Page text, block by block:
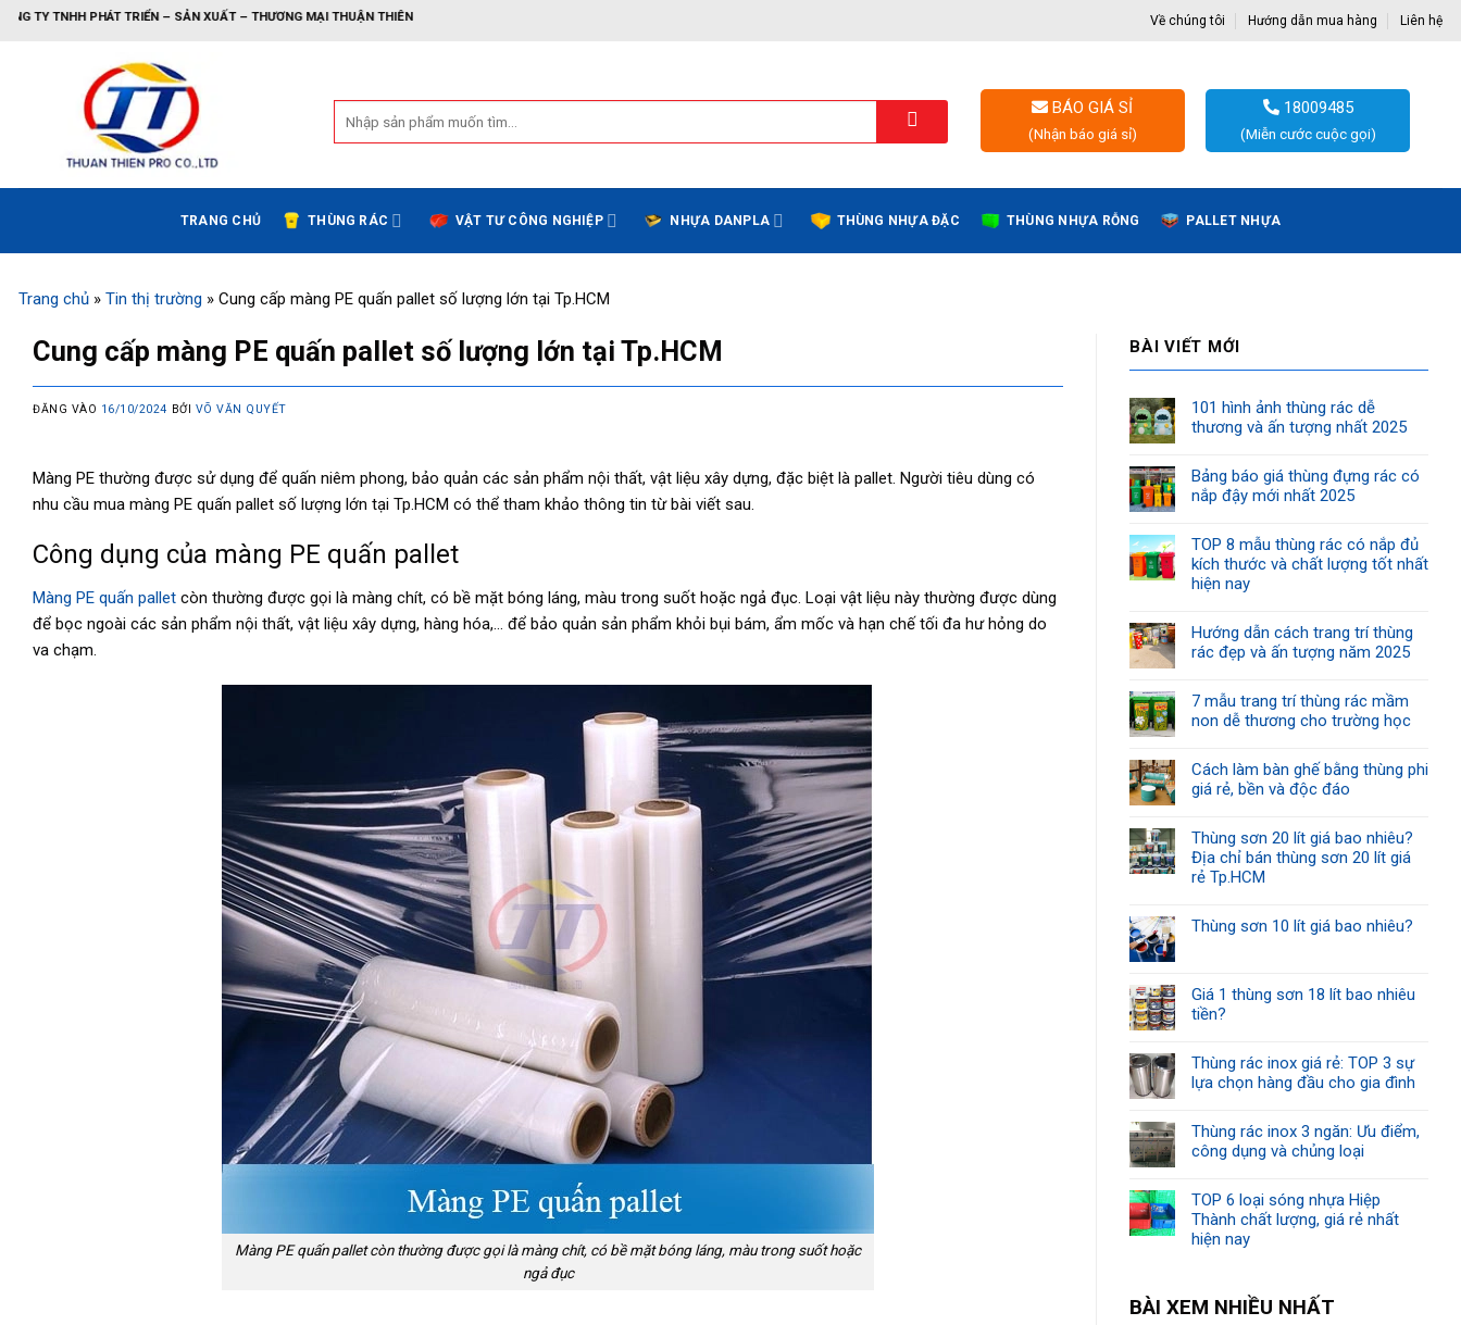
TRIỂN – SẢN XUẤT – THƯƠNG MẠI THUẬN THIÊN Về chúng tôi Hướng dẫn mua hàng Liên hệ
kiếm:
BÁO GIÁ SỈ
(Nhận báo giá sỉ)
18009485
(Miễn cước cuộc gọi)
TRANG CHỦ THÙNG RÁC VẬT TƯ CÔNG NGHIỆP NHỰA DANPLA THÙNG NHỰA ĐẶC THÙNG NHỰA RỖNG PALLET NHỰA
Trang chủ » Tin thị trường » Cung cấp màng PE quấn pallet số lượng lớn tại Tp.HCM
Cung cấp màng PE quấn pallet số lượng lớn tại Tp.HCM
ĐĂNG VÀO 16/10/2024 BỞI VÕ VĂN QUYẾT
Màng PE thường được sử dụng để quấn niêm phong, bảo quản các sản phẩm nội thất, vật liệu xây dựng, đặc biệt là pallet. Người tiêu dùng có
nhu cầu mua màng PE quấn pallet số lượng lớn tại Tp.HCM có thể tham khảo thông tin từ bài viết sau.
Công dụng của màng PE quấn pallet
Màng PE quấn pallet còn thường được gọi là màng chít, có bề mặt bóng láng, màu trong suốt hoặc ngả đục. Loại vật liệu này thường được dùng
để bọc ngoài các sản phẩm nội thất, vật liệu xây dựng, hàng hóa,… để bảo quản sản phẩm khỏi bụi bám, ẩm mốc và hạn chế tối đa hư hỏng do
va chạm.
Màng PE quấn pallet còn thường được gọi là màng chít, có bề mặt bóng láng, màu trong suốt hoặc
ngả đục
BÀI VIẾT MỚI
101 hình ảnh thùng rác dễ
thương và ấn tượng nhất 2025
Bảng báo giá thùng đựng rác có
nắp đậy mới nhất 2025
TOP 8 mẫu thùng rác có nắp đủ
kích thước và chất lượng tốt nhất
hiện nay
Hướng dẫn cách trang trí thùng
rác đẹp và ấn tượng năm 2025
7 mẫu trang trí thùng rác mầm
non dễ thương cho trường học
Cách làm bàn ghế bằng thùng phi
giá rẻ, bền và độc đáo
Thùng sơn 20 lít giá bao nhiêu?
Địa chỉ bán thùng sơn 20 lít giá
rẻ Tp.HCM
Thùng sơn 10 lít giá bao nhiêu?
Giá 1 thùng sơn 18 lít bao nhiêu
tiền?
Thùng rác inox giá rẻ: TOP 3 sự
lựa chọn hàng đầu cho gia đình
Thùng rác inox 3 ngăn: Ưu điểm,
công dụng và chủng loại
TOP 6 loại sóng nhựa Hiệp
Thành chất lượng, giá rẻ nhất
hiện nay
BÀI XEM NHIỀU NHẤT